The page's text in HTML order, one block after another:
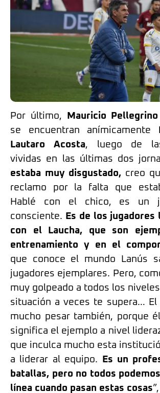
Por último, Mauricio Pellegrino
se encuentran anímicamente
Lautaro Acosta, luego de
vividas en las últimas dos
estaba muy disgustado, creo
reclamo por la falta que
Hablé con el chico, es un
consciente. Es de los
con el Laucha, que son
entrenamiento y en el
que conoce el mundo Lanús
jugadores ejemplares. Pero,
muy golpeado a todos los
situación a veces te supera… El
mucho pesar también, porque
significa el ejemplo a nivel
que inculca mucho esta
a liderar al equipo.
Es un
batallas, pero no todos
línea cuando pasan estas cosas